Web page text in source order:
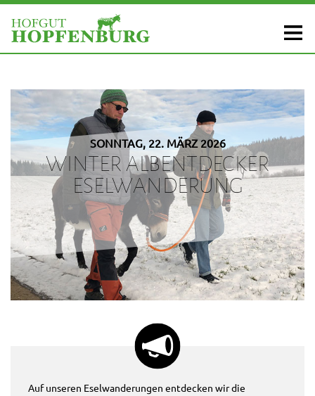
SONNTAG, 22. MÄRZ 2026
WINTER ALBENTDECKER
ESELWANDERUNG
Auf unseren Eselwanderungen entdecken wir die